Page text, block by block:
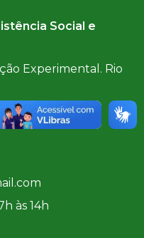
Social e
Experimental. Rio
às 14h